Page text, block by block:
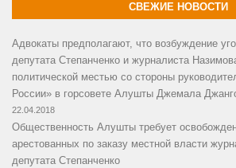
СВЕЖИЕ НОВОСТИ
Адвокаты предполагают, что возбуждение
депутата Степанченко и журналиста
политической местью со стороны
России» в горсовете Алушты Джемала
22.04.2018
Общественность Алушты требует
арестованных по заказу местной власти
депутата Степанченко